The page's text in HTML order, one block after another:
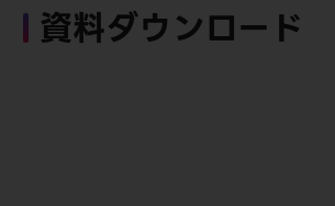
資料ダウンロード